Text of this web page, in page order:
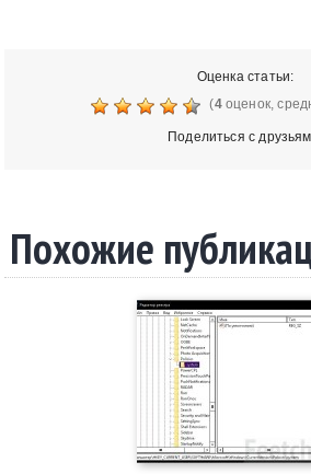
Оценка статьи:
(4оценок,
Поделиться с
Похожие